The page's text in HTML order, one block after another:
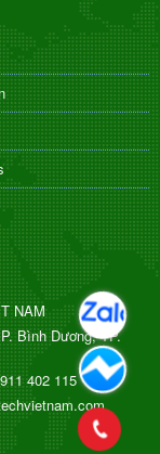
NAM
Bình Dương, TP.
402 115